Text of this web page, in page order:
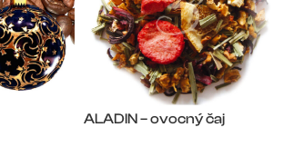
ALADIN – ovocný čaj